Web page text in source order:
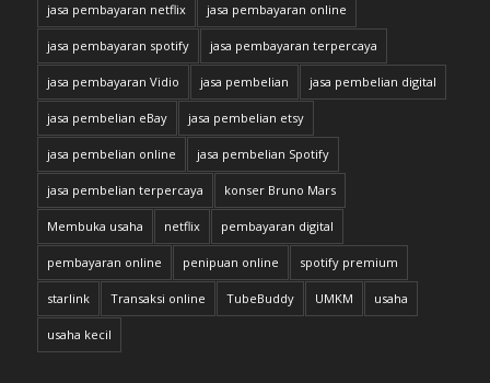
jasa pembayaran netflix jasa pembayaran online
jasa pembayaran spotify jasa pembayaran terpercaya
jasa pembayaran Vidio jasa pembelian jasa pembelian digital
jasa pembelian eBay jasa pembelian etsy
jasa pembelian online jasa pembelian Spotify
jasa pembelian terpercaya konser Bruno Mars
Membuka usaha netflix pembayaran digital
pembayaran online penipuan online spotify premium
starlink Transaksi online TubeBuddy UMKM usaha
usaha kecil